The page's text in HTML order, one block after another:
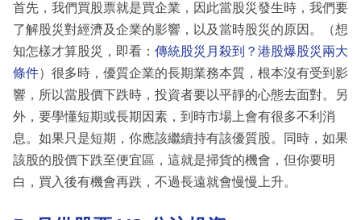
首先，我們買股票就是買企業，因此當股災發生時，我們要
了解股災對經濟及企業的影響，以及當時股災的原因。（想
知怎樣才算股災，即看： 傳統股災月殺到？港股爆股災兩大
條件）很多時，優質企業的長期業務本質，根本沒有受到影
響，所以當股價下跌時，投資者要以平靜的心態去面對。另
外，要學懂短期或長期因素，到時市場上會有很多不利消
息。如果只是短期，你應該繼續持有該優質股。同時，如果
該股的股價下跌至便宜區，這就是掃貨的機會，但你要明
白，買入後有機會再跌，不過長遠就會慢慢上升。